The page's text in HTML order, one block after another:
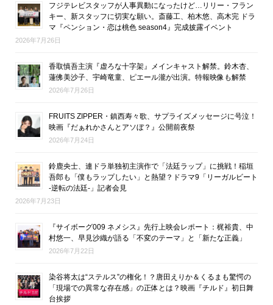
フジテレビスタッフが人事異動になったけど…リリー・フラン
キー、新スタッフに切実な願い。斎藤工、柏木悠、高木完 ドラ
マ『ペンション・恋は桃色 season4』完成披露イベント
2026年7月26日
香取慎吾主演『虚ろな十字架』メインキャスト解禁。鈴木杏、
蓮佛美沙子、宇崎竜童、ピエール瀧が出演。特報映像も解禁
2026年7月26日
FRUITS ZIPPER・鎮西寿々歌、サプライズメッセージに号泣！
映画『だぁれかさんとアソぼ？』公開前夜祭
2026年7月24日
鈴鹿央士、連ドラ単独初主演作で「法廷ラップ」に挑戦！稲垣
吾郎も「僕もラップしたい」と熱望？ドラマ9「リーガルビート
-逆転の法廷-」記者会見
2026年7月23日
『サイボーグ009 ネメシス』先行上映会レポート：梶裕貴、中
村悠一、早見沙織が語る「不変のテーマ」と「新たな正義」
2026年7月22日
染谷将太は“ステルス”の権化！？唐田えりか＆くるまも驚愕の
「現場での異常な存在感」の正体とは？映画『チルド』初日舞
台挨拶